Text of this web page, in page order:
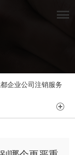
企业公司注销服务
